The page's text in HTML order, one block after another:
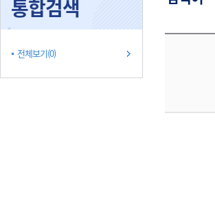
통합검색
전체보기(0)